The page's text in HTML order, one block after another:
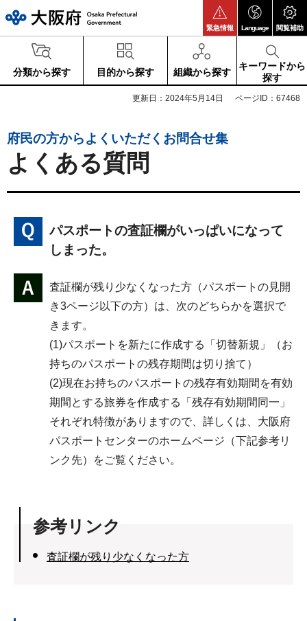
緊急情報 Language 閲覧補助
分類から探す 目的から探す 組織から探す
キーワードから
探す
更新日：2024年5月14日 ページID：67468
府民の方からよくいただくお問合せ集
よくある質問
パスポートの査証欄がいっぱいになって
しまった。
査証欄が残り少なくなった方（パスポートの見開
き3ページ以下の方）は、次のどちらかを選択で
きます。
(1)パスポートを新たに作成する「切替新規」（お
持ちのパスポートの残存期間は切り捨て）
(2)現在お持ちのパスポートの残存有効期間を有効
期間とする旅券を作成する「残存有効期間同一」
それぞれ特徴がありますので、詳しくは、大阪府
パスポートセンターのホームページ（下記参考リ
ンク先）をご覧ください。
参考リンク
査証欄が残り少なくなった方